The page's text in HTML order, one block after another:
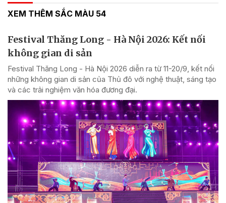
XEM THÊM SẮC MÀU 54
Festival Thăng Long - Hà Nội 2026: Kết nối
không gian di sản
Festival Thăng Long - Hà Nội 2026 diễn ra từ 11-20/9, kết nối
những không gian di sản của Thủ đô với nghệ thuật, sáng tạo
và các trải nghiệm văn hóa đương đại.